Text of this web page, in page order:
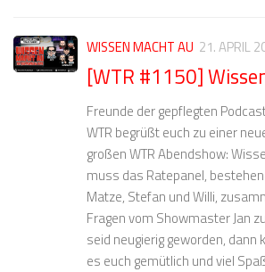
WISSEN MACHT AU 21. APRIL
[WTR #1150]
Freunde der gepflegten
WTR begrüßt euch zu einer
großen WTR Abendshow:
muss das Ratepanel,
Matze, Stefan und Willi,
Fragen vom Showmaster Jan
seid neugierig geworden,
es euch gemütlich und viel